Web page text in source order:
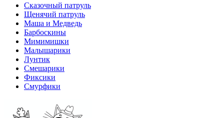
Сказочный патруль
Щенячий патруль
Маша и Медведь
Барбоскины
Мимимишки
Малышарики
Лунтик
Смешарики
Фиксики
Смурфики